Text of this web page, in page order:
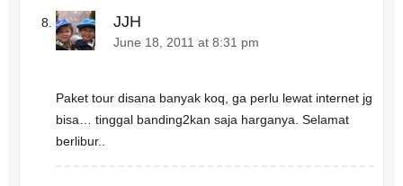
JJH
June 18, 2011 at 8:31 pm
Paket tour disana banyak koq, ga perlu lewat internet jg
bisa… tinggal banding2kan saja harganya. Selamat
berlibur..